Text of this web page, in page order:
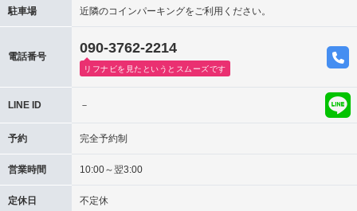
駐車場 近隣のコインパーキングをご利用ください。
電話番号
090-3762-2214
リフナビを見たというとスムーズです
LINE ID －
予約 完全予約制
営業時間 10:00～翌3:00
定休日 不定休